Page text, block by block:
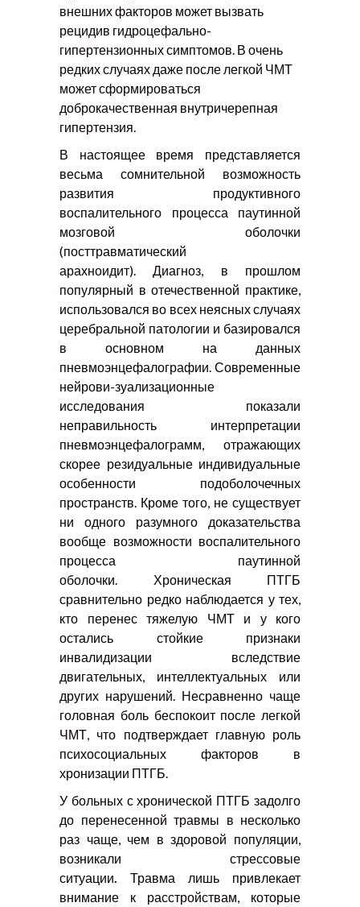
внешних факторов может вызвать
рецидив гидроцефально-
гипертензионных симптомов. В очень
редких случаях даже после легкой ЧМТ
может сформироваться
доброкачественная внутричерепная
гипертензия.
В настоящее время представляется
весьма сомнительной возможность
развития продуктивного
воспалительного процесса паутинной
мозговой оболочки
(посттравматический
арахноидит). Диагноз, в прошлом
популярный в отечественной практике,
использовался во всех неясных случаях
церебральной патологии и базировался
в основном на данных
пневмоэнцефалографии. Современные
нейрови-зуализационные
исследования показали
неправильность интерпретации
пневмоэнцефалограмм, отражающих
скорее резидуальные индивидуальные
особенности подоболочечных
пространств. Кроме того, не существует
ни одного разумного доказательства
вообще возможности воспалительного
процесса паутинной
оболочки. Хроническая ПТГБ
сравнительно редко наблюдается у тех,
кто перенес тяжелую ЧМТ и у кого
остались стойкие признаки
инвалидизации вследствие
двигательных, интеллектуальных или
других нарушений. Несравненно чаще
головная боль беспокоит после легкой
ЧМТ, что подтверждает главную роль
психосоциальных факторов в
хронизации ПТГБ.
У больных с хронической ПТГБ задолго
до перенесенной травмы в несколько
раз чаще, чем в здоровой популяции,
возникали стрессовые
ситуации.
Травма лишь привлекает
внимание к расстройствам, которые